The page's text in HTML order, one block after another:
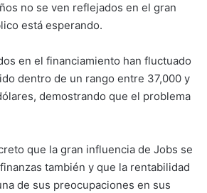
no se ven reflejados en el gran
está esperando.
en el financiamiento han fluctuado
dentro de un rango entre 37,000 y
demostrando que el problema
que la gran influencia de Jobs se
también y que la rentabilidad
de sus preocupaciones en sus